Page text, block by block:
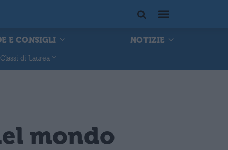
E CONSIGLI NOTIZIE
Classi di Laurea
mondo